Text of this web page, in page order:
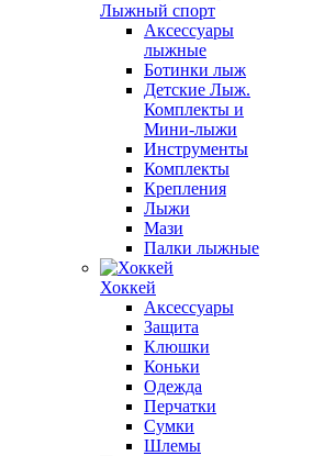
Лыжный спорт
Аксессуары
лыжные
Ботинки лыж
Детские Лыж.
Комплекты и
Мини-лыжи
Инструменты
Комплекты
Крепления
Лыжи
Мази
Палки лыжные
Хоккей
Аксессуары
Защита
Клюшки
Коньки
Одежда
Перчатки
Сумки
Шлемы